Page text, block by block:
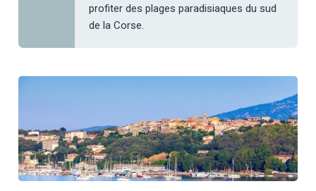
profiter des plages paradisiaques du sud
de la Corse.